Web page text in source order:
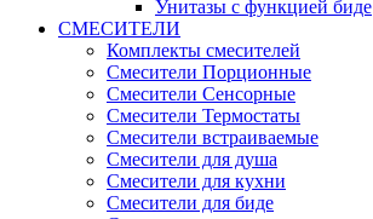
Унитазы с функцией биде
СМЕСИТЕЛИ
Комплекты смесителей
Смесители Порционные
Смесители Сенсорные
Смесители Термостаты
Смесители встраиваемые
Смесители для душа
Смесители для кухни
Смесители для биде